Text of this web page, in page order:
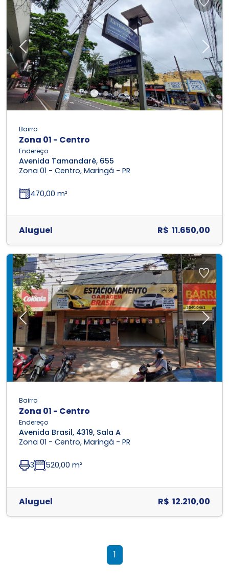
Previous Next
Bairro
Zona 01 - Centro
Endereço
Avenida Tamandaré, 655
Zona 01 - Centro, Maringá - PR
470,00 m²
Aluguel R$ 11.650,00
Previous Next
Bairro
Zona 01 - Centro
Endereço
Avenida Brasil, 4319, Sala A
Zona 01 - Centro, Maringá - PR
3 520,00 m²
Aluguel R$ 12.210,00
1